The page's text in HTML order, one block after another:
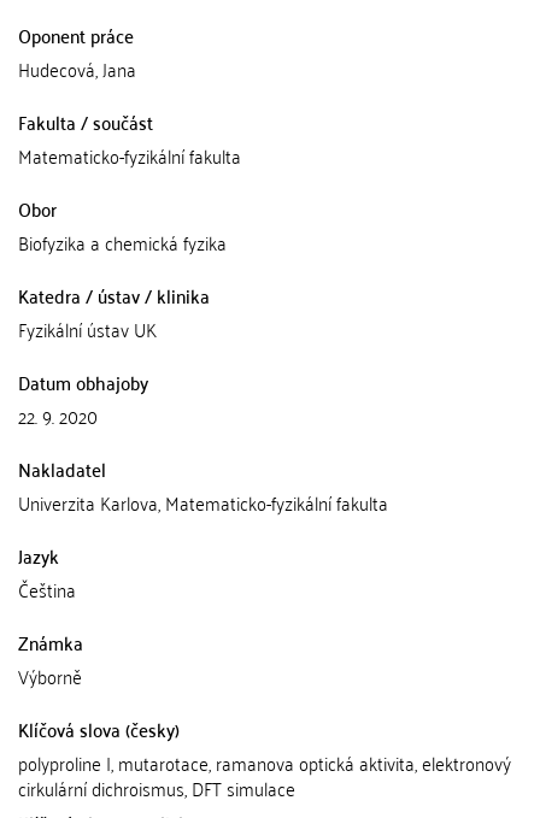
Oponent práce
Hudecová, Jana
Fakulta / součást
Matematicko-fyzikální fakulta
Obor
Biofyzika a chemická fyzika
Katedra / ústav / klinika
Fyzikální ústav UK
Datum obhajoby
22. 9. 2020
Nakladatel
Univerzita Karlova, Matematicko-fyzikální fakulta
Jazyk
Čeština
Známka
Výborně
Klíčová slova (česky)
polyproline I, mutarotace, ramanova optická aktivita, elektronový
cirkulární dichroismus, DFT simulace